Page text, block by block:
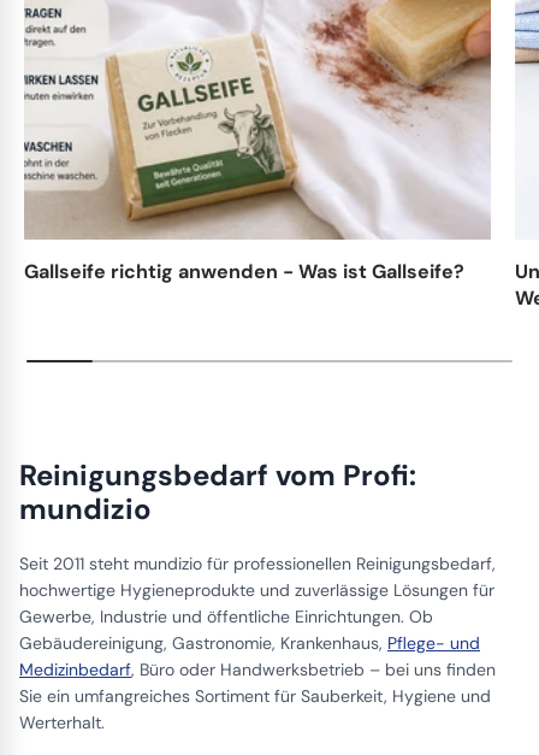
Gallseife richtig anwenden - Was ist Gallseife?
Reinigungsbedarf vom Profi:
mundizio
Seit 2011 steht mundizio für professionellen Reinigungsbedarf,
hochwertige Hygieneprodukte und zuverlässige Lösungen für
Gewerbe, Industrie und öffentliche Einrichtungen. Ob
Gebäudereinigung, Gastronomie, Krankenhaus, Pflege- und
Medizinbedarf, Büro oder Handwerksbetrieb – bei uns finden
Sie ein umfangreiches Sortiment für Sauberkeit, Hygiene und
Werterhalt.